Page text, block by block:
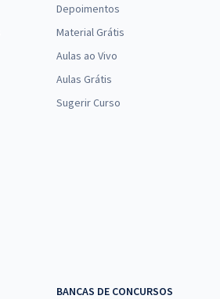
Depoimentos
Material Grátis
Aulas ao Vivo
Aulas Grátis
Sugerir Curso
BANCAS DE CONCURSOS